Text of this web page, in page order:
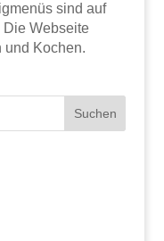
sind auf
Webseite
und Kochen.